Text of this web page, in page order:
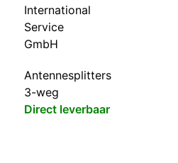
International
Service
GmbH
Antennesplitters
3-weg
Direct leverbaar